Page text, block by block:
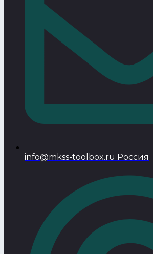
info@mkss-toolbox.ru Россия